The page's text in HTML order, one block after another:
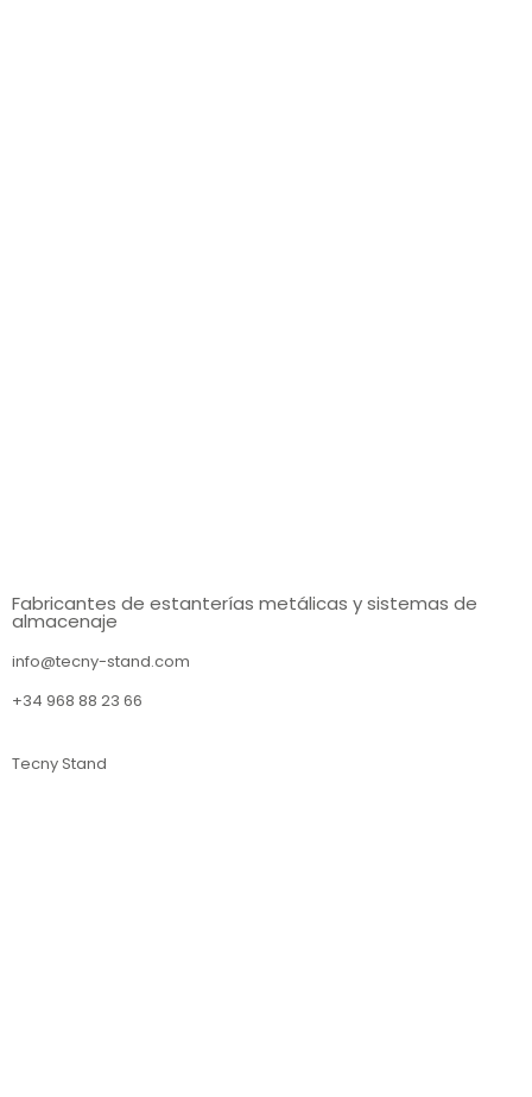
Fabricantes de estanterías metálicas y sistemas de
almacenaje
info@tecny-stand.com
+34 968 88 23 66
Tecny Stand